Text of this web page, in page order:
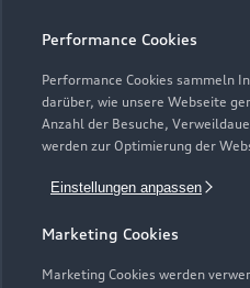
Performance Cookies
Performance Cookies sammeln
darüber, wie unsere Webseite
Anzahl der Besuche,
werden zur Optimierung der
Einstellungen anpassen
Marketing Cookies
Marketing Cookies werden
Verträge kündigen
Newsletter
Digital Services Act
EU
Die direkten und indirekten
gemeinsamen Kennzeichen
verschiedene Leistungen. Es
Bankleistungen (durch
Leasingleistungen (durch